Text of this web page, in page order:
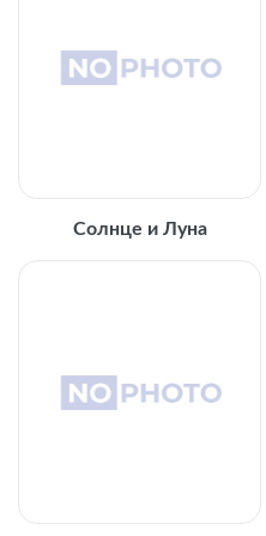
Солнце и Луна